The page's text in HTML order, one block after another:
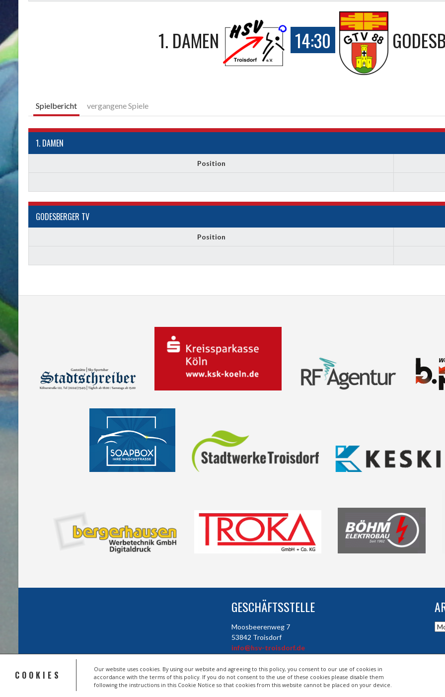
COOKIES
Our website uses cookies. By using our website and agreeing to this policy, you consent to our use of cookies in
accordance with the terms of this policy. If you do not consent to the use of these cookies please disable them
following the instructions in this Cookie Notice so that cookies from this website cannot be placed on your device.
1. DAMEN 14:30
Spielbericht vergangene Spiele
1. DAMEN
Position
GODESBERGER TV
Position
GESCHÄFTSSTELLE
Moosbeerenweg 7
53842 Troisdorf
info@hsv-troisdorf.de
© 2026 HSV TROISDORF E.V.